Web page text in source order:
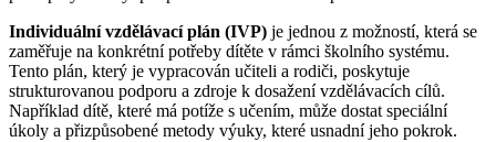
Individuální vzdělávací plán (IVP) je jednou z možností, která se
zaměřuje na konkrétní potřeby dítěte v rámci školního systému.
Tento plán, který je vypracován učiteli a rodiči, poskytuje
strukturovanou podporu a zdroje k dosažení vzdělávacích cílů.
Například dítě, které má potíže s učením, může dostat speciální
úkoly a přizpůsobené metody výuky, které usnadní jeho pokrok.